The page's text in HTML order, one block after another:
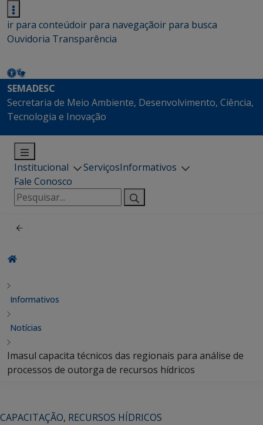
ir para conteúdoir para navegaçãoir para busca
Ouvidoria Transparência
SEMADESC
Secretaria de Meio Ambiente, Desenvolvimento, Ciência,
Tecnologia e Inovação
Institucional ServiçosInformativos
Fale Conosco
Pesquisar
por:
Informativos
Notícias
Imasul capacita técnicos das regionais para análise de
processos de outorga de recursos hídricos
CAPACITAÇÃO, RECURSOS HÍDRICOS